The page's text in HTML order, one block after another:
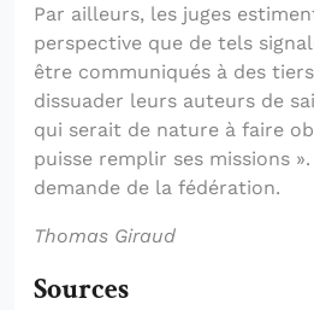
Par ailleurs, les juges
perspective que de tels
être communiqués à des
dissuader leurs auteurs de
qui serait de nature à faire
puisse remplir ses missions
demande de la fédération.
Thomas Giraud
Sources